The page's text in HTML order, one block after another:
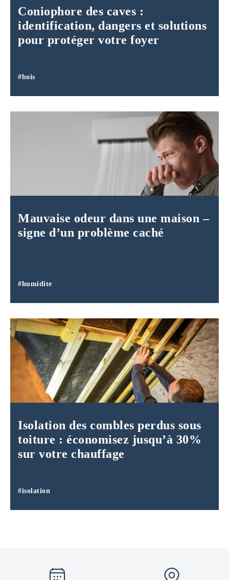
Coniophore des caves :
identification, dangers et solutions
pour protéger votre foyer
#bois
Mauvaise odeur dans une maison –
signe d’un problème caché
#humidite
Isolation des combles perdus sous
toiture : économisez jusqu’à 30%
sur votre chauffage
#isolation